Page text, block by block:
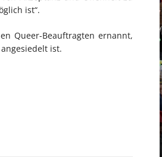
ist“.
Queer-Beauftragten ernannt,
ist.
CHIC: WIE
DEN